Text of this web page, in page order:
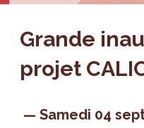
Grande
projet
Samedi 04